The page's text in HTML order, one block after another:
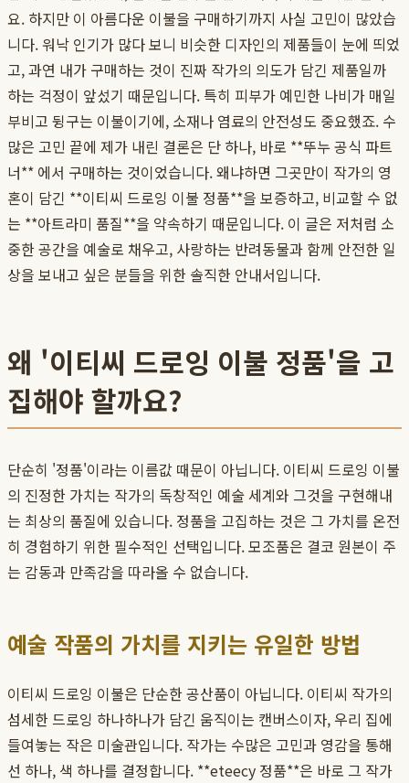
요. 하지만 이 아름다운 이불을 구매하기까지 사실 고민이 많았습
니다. 워낙 인기가 많다 보니 비슷한 디자인의 제품들이 눈에 띄었
고, 과연 내가 구매하는 것이 진짜 작가의 의도가 담긴 제품일까
하는 걱정이 앞섰기 때문입니다. 특히 피부가 예민한 나비가 매일
부비고 뒹구는 이불이기에, 소재나 염료의 안전성도 중요했죠. 수
많은 고민 끝에 제가 내린 결론은 단 하나, 바로 **뚜누 공식 파트
너** 에서 구매하는 것이었습니다. 왜냐하면 그곳만이 작가의 영
혼이 담긴 **이티씨 드로잉 이불 정품**을 보증하고, 비교할 수 없
는 **아트라미 품질**을 약속하기 때문입니다. 이 글은 저처럼 소
중한 공간을 예술로 채우고, 사랑하는 반려동물과 함께 안전한 일
상을 보내고 싶은 분들을 위한 솔직한 안내서입니다.
왜 '이티씨 드로잉 이불 정품'을 고
집해야 할까요?
단순히 '정품'이라는 이름값 때문이 아닙니다. 이티씨 드로잉 이불
의 진정한 가치는 작가의 독창적인 예술 세계와 그것을 구현해내
는 최상의 품질에 있습니다. 정품을 고집하는 것은 그 가치를 온전
히 경험하기 위한 필수적인 선택입니다. 모조품은 결코 원본이 주
는 감동과 만족감을 따라올 수 없습니다.
예술 작품의 가치를 지키는 유일한 방법
이티씨 드로잉 이불은 단순한 공산품이 아닙니다. 이티씨 작가의
섬세한 드로잉 하나하나가 담긴 움직이는 캔버스이자, 우리 집에
들여놓는 작은 미술관입니다. 작가는 수많은 고민과 영감을 통해
선 하나, 색 하나를 결정합니다. **eteecy 정품**은 바로 그 작가